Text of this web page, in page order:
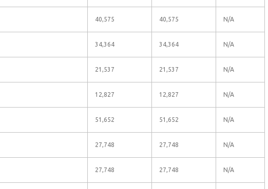
40,575 40,575 N/A
34,364 34,364 N/A
21,537 21,537 N/A
12,827 12,827 N/A
51,652 51,652 N/A
27,748 27,748 N/A
27,748 27,748 N/A